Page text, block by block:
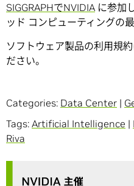
SIGGRAPHでNVIDIA に参加
ッド コンピューティングの
ソフトウェア製品の利用規約
ださい。
Categories: Data Center |
Tags: Artificial Intelligence |
Riva